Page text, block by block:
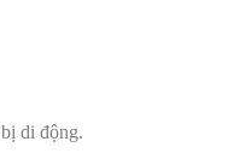
di động.